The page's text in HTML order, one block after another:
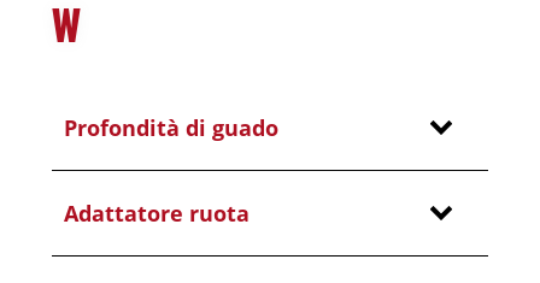
W
Profondità di guado
Adattatore ruota